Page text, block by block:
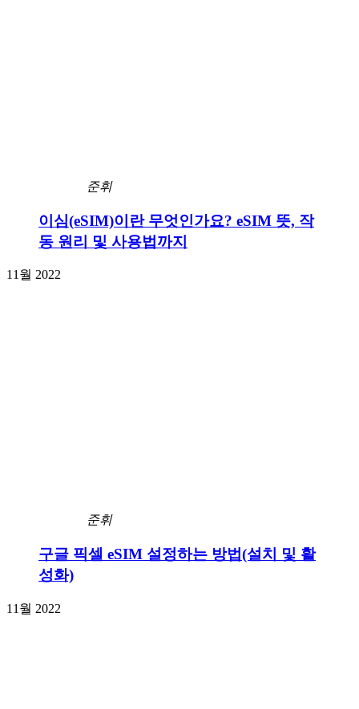
준휘
이심(eSIM)이란 무엇인가요? eSIM 뜻, 작
동 원리 및 사용법까지
11월 2022
준휘
구글 픽셀 eSIM 설정하는 방법(설치 및 활
성화)
11월 2022